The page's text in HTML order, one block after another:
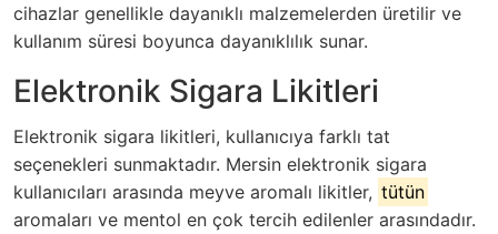
cihazlar genellikle dayanıklı malzemelerden üretilir ve
kullanım süresi boyunca dayanıklılık sunar.
Elektronik Sigara Likitleri
Elektronik sigara likitleri, kullanıcıya farklı tat
seçenekleri sunmaktadır. Mersin elektronik sigara
kullanıcıları arasında meyve aromalı likitler, tütün
aromaları ve mentol en çok tercih edilenler arasındadır.